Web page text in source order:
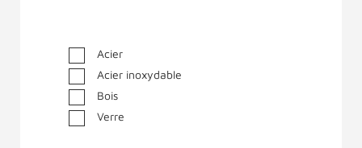
Acier
Acier inoxydable
Bois
Verre